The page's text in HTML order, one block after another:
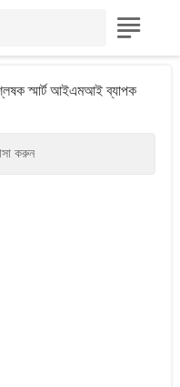

স্মার্ট আইএমআই ব্যাপক
করুন